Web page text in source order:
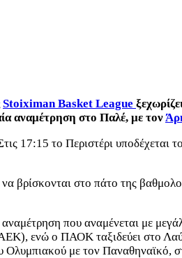
Stoiximan Basket League
αναμέτρηση στο Παλέ, με τον
17:15 το Περιστέρι
βρίσκονται στο πάτο της
που αναμένεται με
ενώ ο ΠΑΟΚ ταξιδεύει στο
Ολυμπιακού με τον Παναθηναϊκό,